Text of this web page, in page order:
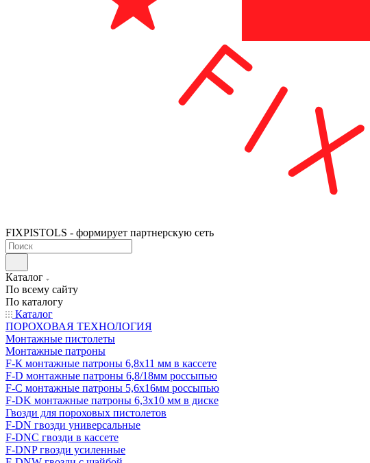
FIXPISTOLS - формирует партнерскую сеть
Каталог
По всему сайту
По каталогу
Каталог
ПОРОХОВАЯ ТЕХНОЛОГИЯ
Монтажные пистолеты
Монтажные патроны
F-К монтажные патроны 6,8х11 мм в кассете
F-D монтажные патроны 6,8/18мм россыпью
F-C монтажные патроны 5,6х16мм россыпью
F-DK монтажные патроны 6,3х10 мм в диске
Гвозди для пороховых пистолетов
F-DN гвозди универсальные
F-DNC гвозди в кассете
F-DNP гвозди усиленные